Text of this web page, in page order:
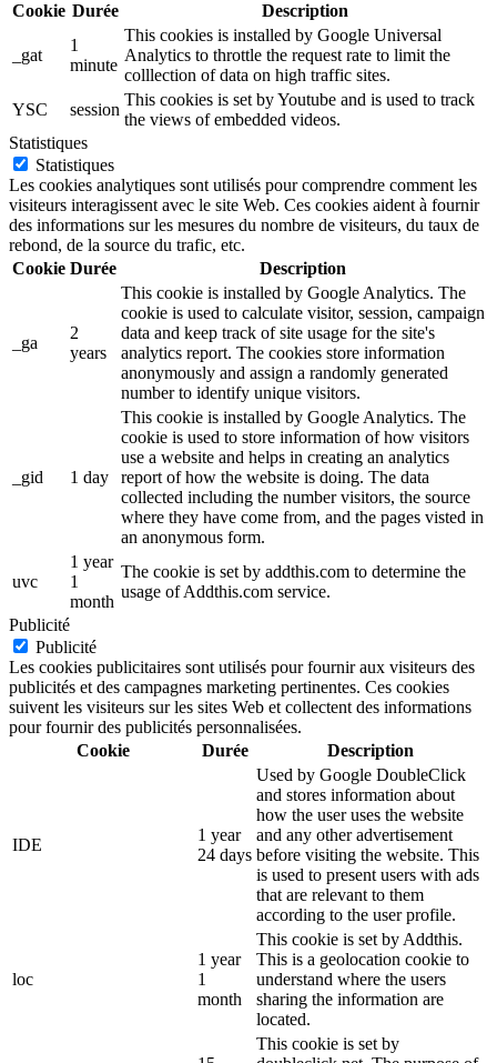
Cookie Durée Description
_gat
1
minute
This cookies is installed by Google Universal
Analytics to throttle the request rate to limit the
colllection of data on high traffic sites.
YSC
session
This cookies is set by Youtube and is used to track
the views of embedded videos.
Statistiques
Statistiques
Les cookies analytiques sont utilisés pour comprendre comment les
visiteurs interagissent avec le site Web. Ces cookies aident à fournir
des informations sur les mesures du nombre de visiteurs, du taux de
rebond, de la source du trafic, etc.
Cookie Durée Description
_ga
2
years
This cookie is installed by Google Analytics. The
cookie is used to calculate visitor, session, campaign
data and keep track of site usage for the site's
analytics report. The cookies store information
anonymously and assign a randomly generated
number to identify unique visitors.
_gid 1 day
This cookie is installed by Google Analytics. The
cookie is used to store information of how visitors
use a website and helps in creating an analytics
report of how the website is doing. The data
collected including the number visitors, the source
where they have come from, and the pages visted in
an anonymous form.
uvc
1 year
1
month
The cookie is set by addthis.com to determine the
usage of Addthis.com service.
Publicité
Publicité
Les cookies publicitaires sont utilisés pour fournir aux visiteurs des
publicités et des campagnes marketing pertinentes. Ces cookies
suivent les visiteurs sur les sites Web et collectent des informations
pour fournir des publicités personnalisées.
Cookie
Durée Description
IDE
1 year
24 days
Used by Google DoubleClick
and stores information about
how the user uses the website
and any other advertisement
before visiting the website. This
is used to present users with ads
that are relevant to them
according to the user profile.
loc
1 year
1
month
This cookie is set by Addthis.
This is a geolocation cookie to
understand where the users
sharing the information are
located.
This cookie is set by